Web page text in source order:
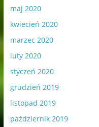
maj 2020
kwiecień 2020
marzec 2020
luty 2020
styczeń 2020
grudzień 2019
listopad 2019
październik 2019